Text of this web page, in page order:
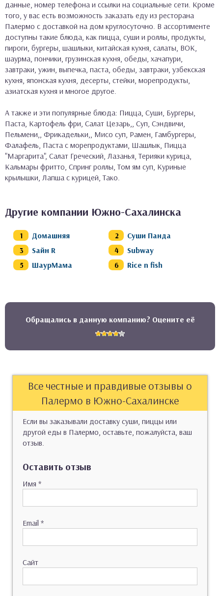
данные, номер телефона и ссылки на социальные сети. Кроме
того, у вас есть возможность заказать еду из ресторана
Палермо с доставкой на дом круглосуточно. В ассортименте
доступны такие блюда, как пицца, суши и роллы, продукты,
пироги, бургеры, шашлыки, китайская кухня, салаты, ВОК,
шаурма, пончики, грузинская кухня, обеды, хачапури,
завтраки, ужин, выпечка, паста, обеды, завтраки, узбекская
кухня, японская кухня, десерты, стейки, морепродукты,
азиатская кухня и многое другое.
А также и эти популярные блюда: Пицца, Суши, Бургеры,
Паста, Картофель фри, Салат Цезарь,, Суп, Сэндвичи,
Пельмени,, Фрикадельки,, Мисо суп, Рамен, Гамбургеры,
Фалафель, Паста с морепродуктами, Шашлык, Пицца
"Маргарита", Салат Греческий, Лазанья, Терияки курица,
Кальмары фритто, Спринг роллы, Том ям суп, Куриные
крылышки, Лапша с курицей, Тако.
Другие компании Южно-Сахалинска
Домашняя
Суши Панда
Sайн R
Subway
ШаурМама
Rice n fish
Обращались в данную компанию? Оцените её
Все честные и правдивые отзывы о
Палермо в Южно-Сахалинске
Если вы заказывали доставку суши, пиццы или
другой еды в Палермо, оставьте, пожалуйста, ваш
отзыв.
Оставить отзыв
Имя *
Email *
Сайт